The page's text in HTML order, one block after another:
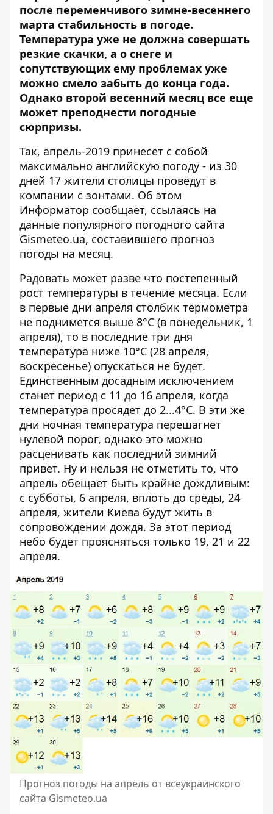
после переменчивого зимне-весеннего
марта стабильность в погоде.
Температура уже не должна совершать
резкие скачки, а о снеге и
сопутствующих ему проблемах уже
можно смело забыть до конца года.
Однако второй весенний месяц все еще
может преподнести погодные
сюрпризы.
Так, апрель-2019 принесет с собой
максимально английскую погоду - из 30
дней 17 жители столицы проведут в
компании с зонтами. Об этом
Информатор сообщает, ссылаясь на
данные популярного погодного сайта
Gismeteo.ua, составившего прогноз
погоды на месяц.
Радовать может разве что постепенный
рост температуры в течение месяца. Если
в первые дни апреля столбик термометра
не поднимется выше 8°C (в понедельник, 1
апреля), то в последние три дня
температура ниже 10°C (28 апреля,
воскресенье) опускаться не будет.
Единственным досадным исключением
станет период с 11 до 16 апреля, когда
температура просядет до 2...4°C. В эти же
дни ночная температура перешагнет
нулевой порог, однако это можно
расценивать как последний зимний
привет. Ну и нельзя не отметить то, что
апрель обещает быть крайне дождливым:
с субботы, 6 апреля, вплоть до среды, 24
апреля, жители Киева будут жить в
сопровождении дождя. За этот период
небо будет проясняться только 19, 21 и 22
апреля.
Прогноз погоды на апрель от всеукраинского
сайта Gismeteo.ua